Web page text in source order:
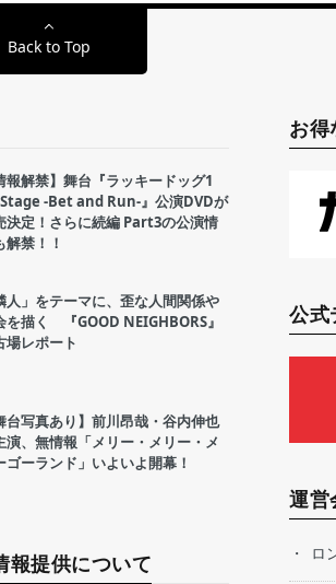
Back to Top
報解禁】舞台『ラッキードッグ1
-Bet and Run-』公演DVDが
決定！さらに続編 Part3の公演情
解禁！！
人」をテーマに、歪な人間関係や
を描く 『GOOD NEIGHBORS』
場レポート
台写真あり】前川昂哉・谷内伸也
演、無情報「メリー・メリー・メ
ゴーランド」いよいよ開幕！
報提供について
お得
公式
運営
ロ